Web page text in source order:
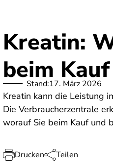
Kreatin:
beim
Stand:17. März 2026
Kreatin kann die Leistung
Die Verbraucherzentrale
worauf Sie beim Kauf und
Drucken Teilen